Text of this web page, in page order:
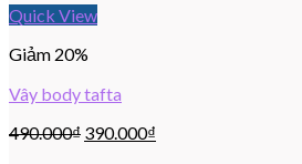
Quick View
Giảm 20%
Vây body tafta
490.000₫ 390.000₫